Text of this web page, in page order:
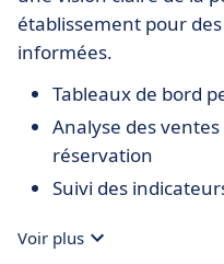
établissement pour
informées.
Tableaux de bord
Analyse des
réservation
Suivi des
Voir plus